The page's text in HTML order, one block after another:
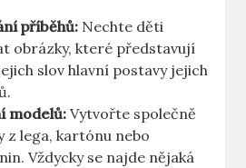
⁢příběhů: Nechte děti
obrázky, které představují
⁤slov ‌hlavní⁤ postavy jejich
modelů: Vytvořte ⁣společně
z lega, kartónu nebo
Vždycky ⁣se najde nějaká